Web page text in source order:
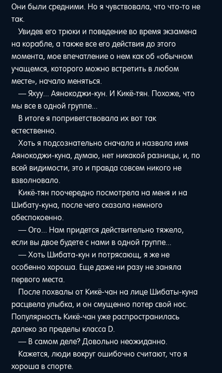
Они были средними. Но я чувствовала, что что-то не
так.
Увидев его трюки и поведение во время экзамена
на корабле, а также все его действия до этого
момента, мое впечатление о нем как об «обычном
учащемся, которого можно встретить в любом
месте», начало меняться.
— Яхуу... Аянокоджи-кун. И Кикё-тян. Похоже, что
мы все в одной группе...
В итоге я поприветствовала их вот так
естественно.
Хоть я подсознательно сначала и назвала имя
Аянокоджи-куна, думаю, нет никакой разницы, и, по
всей видимости, это и правда совсем никого не
взволновало.
Кикё-тян поочередно посмотрела на меня и на
Шибату-куна, после чего сказала немного
обеспокоенно.
— Ого... Нам придется действительно тяжело,
если вы двое будете с нами в одной группе...
— Хоть Шибата-кун и потрясающ, я же не
особенно хороша. Еще даже ни разу не заняла
первого места.
После похвалы от Кикё-чан на лице Шибаты-куна
расцвела улыбка, и он смущенно потер свой нос.
Популярность Кикё-чан уже распространилась
далеко за пределы класса D.
— В самом деле? Довольно неожиданно.
Кажется, люди вокруг ошибочно считают, что я
хороша в спорте.